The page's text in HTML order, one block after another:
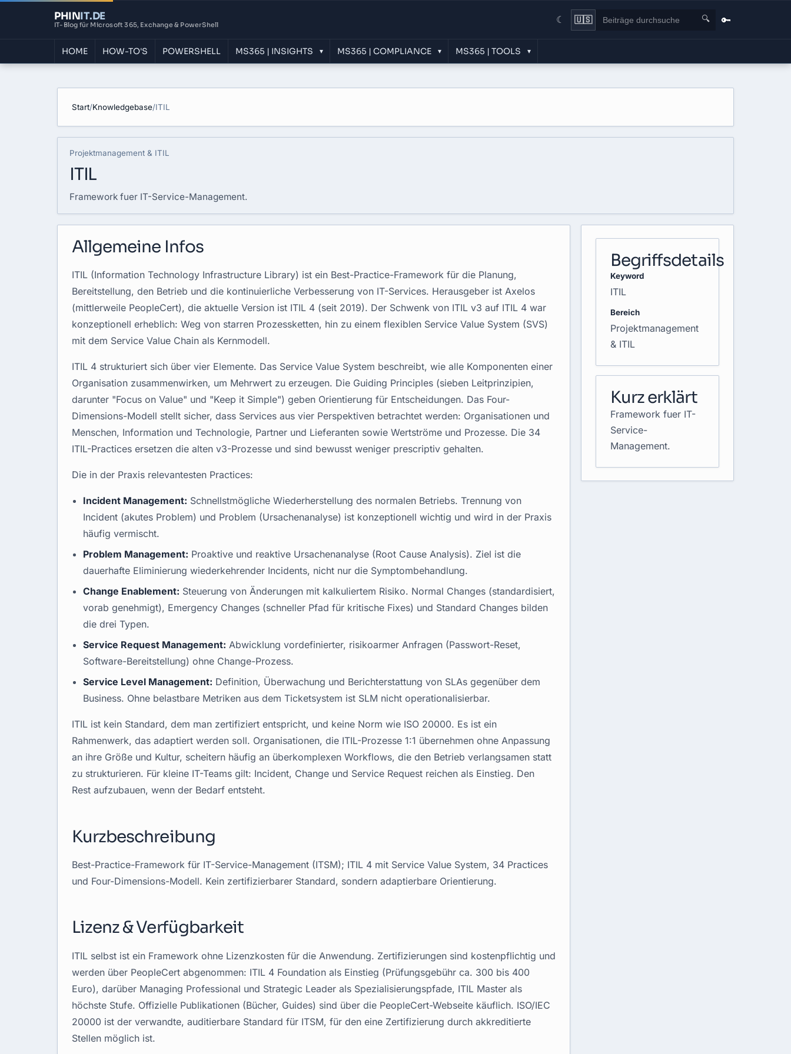
PHINIT.DE
IT-Blog für Microsoft 365, Exchange & PowerShell ☾ 🇺🇸 🔍 🔑
HOME HOW-TO'S POWERSHELL MS365 | INSIGHTS ▾ MS365 | COMPLIANCE ▾ MS365 | TOOLS ▾
Start/Knowledgebase/ITIL
Projektmanagement & ITIL
ITIL
Framework fuer IT-Service-Management.
Allgemeine Infos
ITIL (Information Technology Infrastructure Library) ist ein Best-Practice-Framework für die Planung,
Bereitstellung, den Betrieb und die kontinuierliche Verbesserung von IT-Services. Herausgeber ist Axelos
(mittlerweile PeopleCert), die aktuelle Version ist ITIL 4 (seit 2019). Der Schwenk von ITIL v3 auf ITIL 4 war
konzeptionell erheblich: Weg von starren Prozessketten, hin zu einem flexiblen Service Value System (SVS)
mit dem Service Value Chain als Kernmodell.
ITIL 4 strukturiert sich über vier Elemente. Das Service Value System beschreibt, wie alle Komponenten einer
Organisation zusammenwirken, um Mehrwert zu erzeugen. Die Guiding Principles (sieben Leitprinzipien,
darunter "Focus on Value" und "Keep it Simple") geben Orientierung für Entscheidungen. Das Four-
Dimensions-Modell stellt sicher, dass Services aus vier Perspektiven betrachtet werden: Organisationen und
Menschen, Information und Technologie, Partner und Lieferanten sowie Wertströme und Prozesse. Die 34
ITIL-Practices ersetzen die alten v3-Prozesse und sind bewusst weniger prescriptiv gehalten.
Die in der Praxis relevantesten Practices:
Incident Management: Schnellstmögliche Wiederherstellung des normalen Betriebs. Trennung von
Incident (akutes Problem) und Problem (Ursachenanalyse) ist konzeptionell wichtig und wird in der Praxis
häufig vermischt.
Problem Management: Proaktive und reaktive Ursachenanalyse (Root Cause Analysis). Ziel ist die
dauerhafte Eliminierung wiederkehrender Incidents, nicht nur die Symptombehandlung.
Change Enablement: Steuerung von Änderungen mit kalkuliertem Risiko. Normal Changes (standardisiert,
vorab genehmigt), Emergency Changes (schneller Pfad für kritische Fixes) und Standard Changes bilden
die drei Typen.
Service Request Management: Abwicklung vordefinierter, risikoarmer Anfragen (Passwort-Reset,
Software-Bereitstellung) ohne Change-Prozess.
Service Level Management: Definition, Überwachung und Berichterstattung von SLAs gegenüber dem
Business. Ohne belastbare Metriken aus dem Ticketsystem ist SLM nicht operationalisierbar.
ITIL ist kein Standard, dem man zertifiziert entspricht, und keine Norm wie ISO 20000. Es ist ein
Rahmenwerk, das adaptiert werden soll. Organisationen, die ITIL-Prozesse 1:1 übernehmen ohne Anpassung
an ihre Größe und Kultur, scheitern häufig an überkomplexen Workflows, die den Betrieb verlangsamen statt
zu strukturieren. Für kleine IT-Teams gilt: Incident, Change und Service Request reichen als Einstieg. Den
Rest aufzubauen, wenn der Bedarf entsteht.
Kurzbeschreibung
Best-Practice-Framework für IT-Service-Management (ITSM); ITIL 4 mit Service Value System, 34 Practices
und Four-Dimensions-Modell. Kein zertifizierbarer Standard, sondern adaptierbare Orientierung.
Lizenz & Verfügbarkeit
ITIL selbst ist ein Framework ohne Lizenzkosten für die Anwendung. Zertifizierungen sind kostenpflichtig und
werden über PeopleCert abgenommen: ITIL 4 Foundation als Einstieg (Prüfungsgebühr ca. 300 bis 400
Euro), darüber Managing Professional und Strategic Leader als Spezialisierungspfade, ITIL Master als
höchste Stufe. Offizielle Publikationen (Bücher, Guides) sind über die PeopleCert-Webseite käuflich. ISO/IEC
20000 ist der verwandte, auditierbare Standard für ITSM, für den eine Zertifizierung durch akkreditierte
Stellen möglich ist.
Begriffsdetails
Keyword
ITIL
Bereich
Projektmanagement
& ITIL
Kurz erklärt
Framework fuer IT-
Service-
Management.